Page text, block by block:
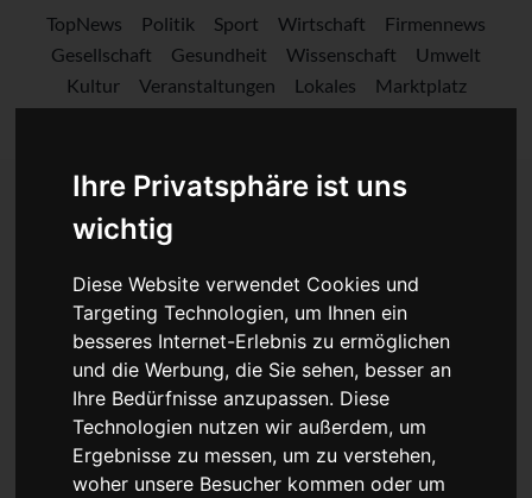
Ihre Privatsphäre ist uns
wichtig
Diese Website verwendet Cookies und
Targeting Technologien, um Ihnen ein
besseres Internet-Erlebnis zu ermöglichen
und die Werbung, die Sie sehen, besser an
Ihre Bedürfnisse anzupassen. Diese
Technologien nutzen wir außerdem, um
Ergebnisse zu messen, um zu verstehen,
woher unsere Besucher kommen oder um
TopNews Politik Sport Wirtschaft
Firmennews
Gesellschaft
Gesundheit Wissenschaft
Umwelt
Kultur
Veranstaltungen Lokales
Marktplatz
Stellenangebote
Pressestimmen zum WM-
Eröffnungsspiel: "Mexiko,
wie schön!"